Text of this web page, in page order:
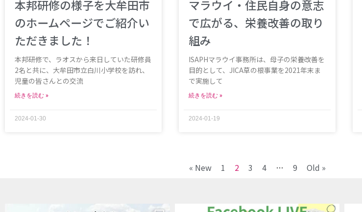
本邦研修の様子を大牟田市
のホームページでご紹介い
ただきました！
本邦研修で、ラオスから来日していた研修員
2名と共に、大牟田市立白川小学校を訪れ、
児童の皆さんとの交流
続きを読む »
2024-01-30
マラウイ・住民自身の意志
で広がる、栄養改善の取り
組み
ISAPHマラウイ事務所は、母子の栄養改善を
目的として、JICA草の根事業を2021年末ま
で実施して
続きを読む »
2024-01-19
« New 1 2 3 4 … 9 Old »